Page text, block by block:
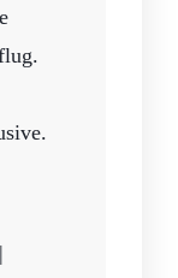
|